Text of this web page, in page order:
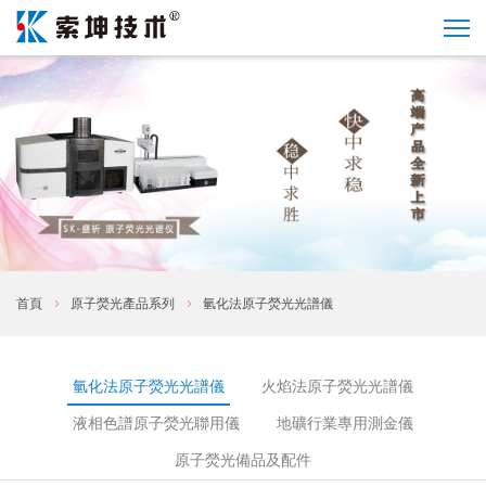
首頁 原子熒光產品系列 氫化法原子熒光光譜儀
氫化法原子熒光光譜儀 火焰法原子熒光光譜儀
液相色譜原子熒光聯用儀 地礦行業專用測金儀
原子熒光備品及配件